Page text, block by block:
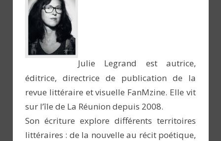
Julie Legrand est autrice,
éditrice, directrice de publication de la
revue littéraire et visuelle FanMzine. Elle vit
sur l’île de La Réunion depuis 2008.
Son écriture explore différents territoires
littéraires : de la nouvelle au récit poétique,